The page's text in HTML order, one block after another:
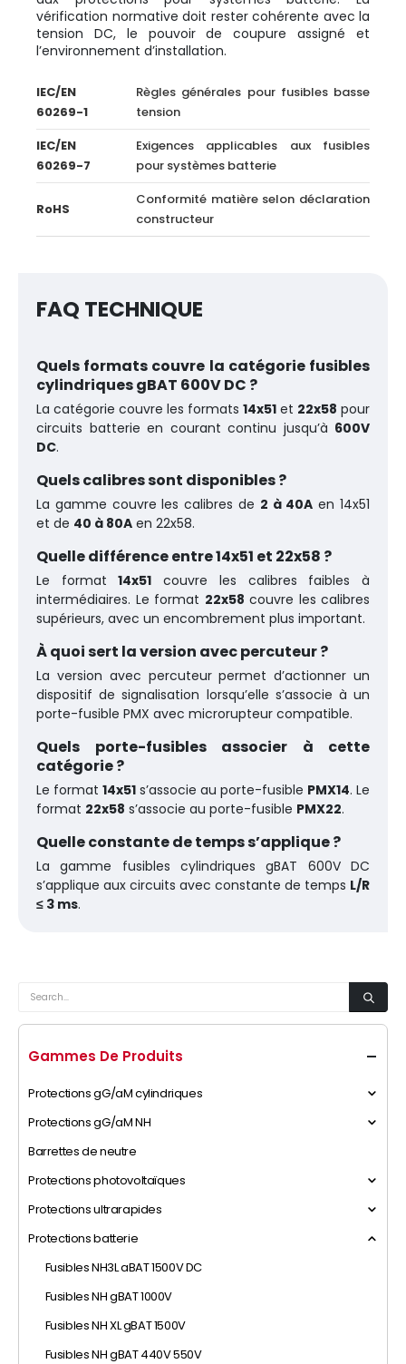
vérification normative doit rester cohérente avec la
tension DC, le pouvoir de coupure assigné et
l’environnement d’installation.
IEC/EN
60269-1
Règles générales pour fusibles basse
tension
IEC/EN
60269-7
Exigences applicables aux fusibles
pour systèmes batterie
RoHS
Conformité matière selon déclaration
constructeur
FAQ TECHNIQUE
Quels formats couvre la catégorie fusibles
cylindriques gBAT 600V DC ?
La catégorie couvre les formats 14x51 et 22x58 pour
circuits batterie en courant continu jusqu’à 600V
DC.
Quels calibres sont disponibles ?
La gamme couvre les calibres de 2 à 40A en 14x51
et de 40 à 80A en 22x58.
Quelle différence entre 14x51 et 22x58 ?
Le format14x51 couvre les calibres faibles à
intermédiaires. Le format 22x58 couvre les calibres
supérieurs, avec un encombrement plus important.
À quoi sert la version avec percuteur ?
La version avec percuteur permet d’actionner un
dispositif de signalisation lorsqu’elle s’associe à un
porte-fusible PMX avec microrupteur compatible.
Quels porte-fusibles associer à cette
catégorie ?
Le format 14x51 s’associe au porte-fusible PMX14. Le
format 22x58 s’associe au porte-fusible PMX22.
Quelle constante de temps s’applique ?
La gamme fusibles cylindriques gBAT 600V DC
s’applique aux circuits avec constante de temps L/R
≤ 3 ms.
Gammes De Produits
Protections gG/aM cylindriques
Protections gG/aM NH
Barrettes de neutre
Protections photovoltaïques
Protections ultrarapides
Protections batterie
Fusibles NH3L aBAT 1500V DC
Fusibles NH gBAT 1000V
Fusibles NH XL gBAT 1500V
Fusibles NH gBAT 440V 550V